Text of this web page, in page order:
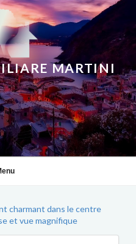
MARTINI
charmant dans le centre
et vue magnifique